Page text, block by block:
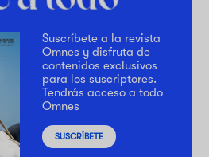
Suscríbete a la revista
Omnes y disfruta de
contenidos exclusivos
para los suscriptores.
Tendrás acceso a todo
Omnes
SUSCRÍBETE